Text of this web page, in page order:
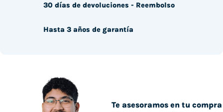
Te asesoramos en tu compra
30 días de devoluciones - Reembolso
Hasta 3 años de garantía